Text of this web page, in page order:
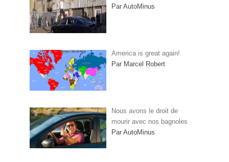
Par AutoMinus
America is great again!
Par Marcel Robert
Nous avons le droit de
mourir avec nos bagnoles
Par AutoMinus